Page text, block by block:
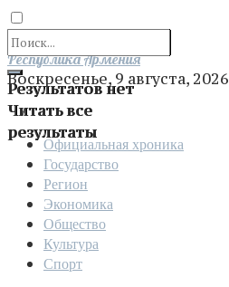
Результатов нет
Читать все
результаты
Отправить
Республика Армения
Воскресенье, 9 августа, 2026
Официальная хроника
Государство
Регион
Экономика
Общество
Культура
Спорт